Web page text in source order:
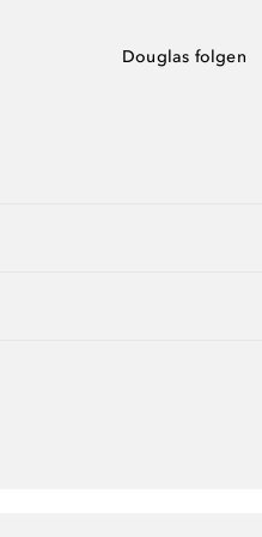
Douglas folgen